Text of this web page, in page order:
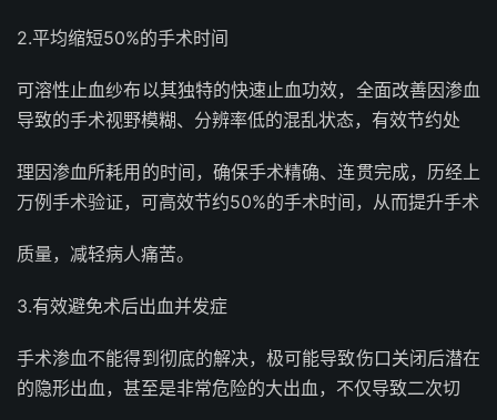
2.平均缩短50%的手术时间
可溶性止血纱布以其独特的快速止血功效，全面改善因渗血
导致的手术视野模糊、分辨率低的混乱状态，有效节约处
理因渗血所耗用的时间，确保手术精确、连贯完成，历经上
万例手术验证，可高效节约50%的手术时间，从而提升手术
质量，减轻病人痛苦。
3.有效避免术后出血并发症
手术渗血不能得到彻底的解决，极可能导致伤口关闭后潜在
的隐形出血，甚至是非常危险的大出血，不仅导致二次切